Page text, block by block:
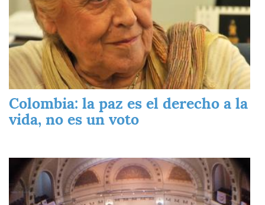
Colombia: la paz es el derecho a la
vida, no es un voto
Imagen